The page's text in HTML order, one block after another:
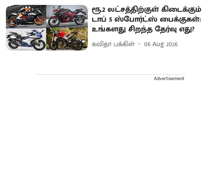
ரூ.2 லட்சத்திற்குள் கிடைக்கும்
டாப் 5 ஸ்போர்ட்ஸ் பைக்குகள்:
உங்களது சிறந்த தேர்வு எது?
கவிதா பக்கிள் 06 Aug 2026
Advertisement